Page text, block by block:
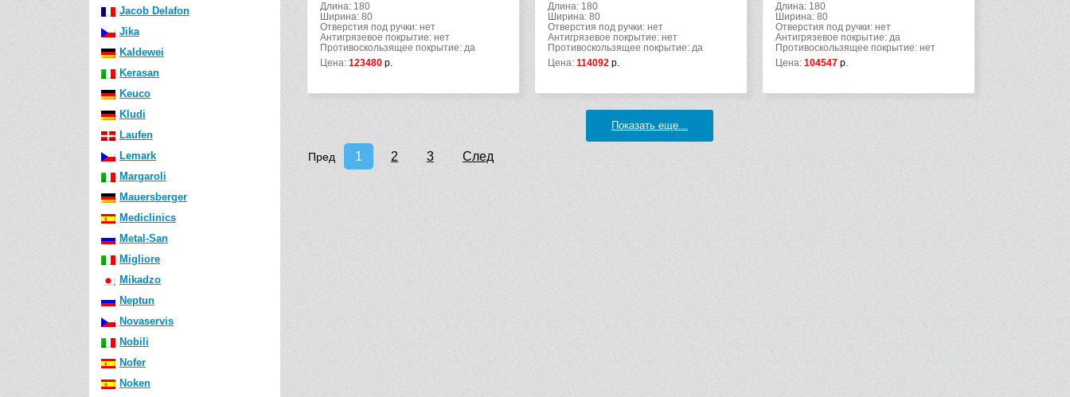
Jacob Delafon
Jika
Kaldewei
Kerasan
Keuco
Kludi
Laufen
Lemark
Margaroli
Mauersberger
Mediclinics
Metal-San
Migliore
Mikadzo
Neptun
Novaservis
Nobili
Nofer
Noken
Длина: 180
Ширина: 80
Отверстия под ручки: нет
Антигрязевое покрытие: нет
Противоскользящее покрытие: да
Цена: 123480 р.
Длина: 180
Ширина: 80
Отверстия под ручки: нет
Антигрязевое покрытие: нет
Противоскользящее покрытие: да
Цена: 114092 р.
Длина: 180
Ширина: 80
Отверстия под ручки: нет
Антигрязевое покрытие: да
Противоскользящее покрытие: нет
Цена: 104547 р.
Показать еще...
Пред 1 2 3 След